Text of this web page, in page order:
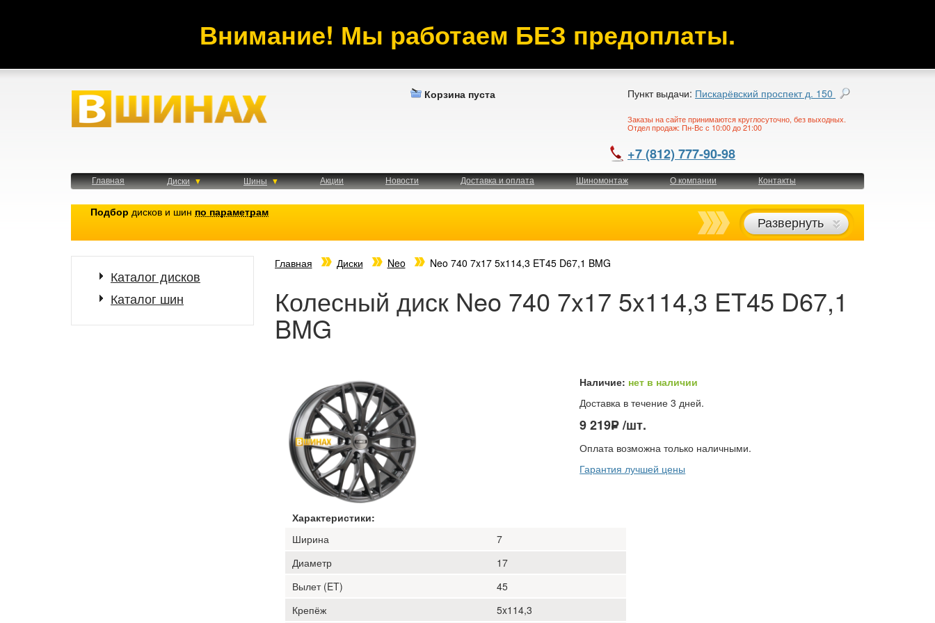
Внимание! Мы работаем БЕЗ предоплаты.
Корзина пуста Пункт выдачи: Пискарёвский проспект д. 150
Заказы на сайте принимаются круглосуточно, без выходных.
Отдел продаж: Пн-Вс с 10:00 до 21:00
+7 (812) 777-90-98
Главная Диски Шины Акции Новости Доставка и оплата Шиномонтаж О компании Контакты
Подбор дисков и шин по параметрам
Развернуть
Каталог дисков
Каталог шин
Главная Диски Neo Neo 740 7x17 5x114,3 ET45 D67,1 BMG
Колесный диск Neo 740 7x17 5x114,3 ET45 D67,1
BMG
Наличие: нет в наличии
Доставка в течение 3 дней.
9 219−
−
P/шт.
Оплата возможна только наличными.
Гарантия лучшей цены
Характеристики:
Ширина
7
Диаметр
17
Вылет (ET)
45
Крепёж
5x114,3